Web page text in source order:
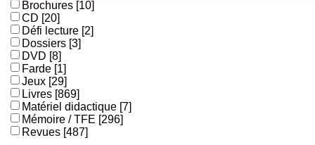
Brochures [10]
CD [20]
Défi lecture [2]
Dossiers [3]
DVD [8]
Farde [1]
Jeux [29]
Livres [869]
Matériel didactique [7]
Mémoire / TFE [296]
Revues [487]